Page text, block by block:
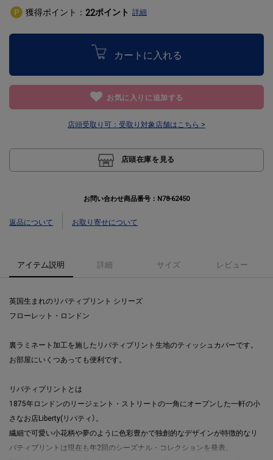
獲得ポイント： 22ポイント 詳細
カートに入れる
お気に入りに追加する
店頭受取り可： 受取り対象店舗はこちら >
店頭在庫を見る
お問い合わせ商品番号： N78-62450
返品について お取り寄せについて
アイテム説明 詳細 サイズ レビュー
英国生まれのリバティプリント シリーズ
フローレット・ロンドン
裏ラミネート加工を施したリバティプリント生地のティッシュカバーです。
お部屋にいくつあっても便利です。
リバティプリントとは
1875年ロンドンのリージェント・ストリートの一角にオープンした一軒の小
さなお店Liberty(リバティ）。
繊細で可愛い小花柄や夢のように色彩豊かで独創的なデザインが特徴的なリ
バティプリントは現在も年2回のシーズナル・コレクションを発表。